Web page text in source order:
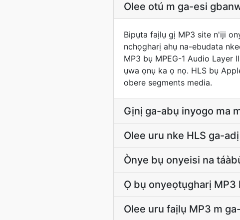
Olee otú m ga-esi
Bipụta faịlụ gị MP3 site n'iji
nchọgharị ahụ na-ebudata
MP3 bụ MPEG-1 Audio Layer
ụwa ọnụ ka ọ nọ. HLS bụ
obere segments media.
Gịnị ga-abụ inyogo ma
Olee uru nke HLS ga-
Ònye bụ onyeisi na
Ọ bụ onyeọtụgharị MP3
Olee uru faịlụ MP3 m